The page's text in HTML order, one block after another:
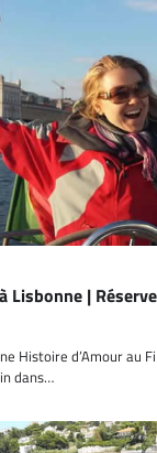
Lisbonne |
Histoire d’Amour au
dans…